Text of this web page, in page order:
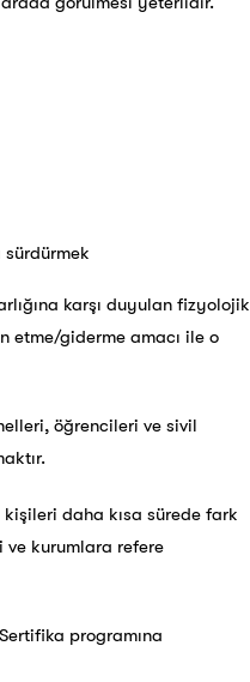
sürdürmek
karşı duyulan fizyolojik
etme/giderme amacı ile o
öğrencileri ve sivil
kişileri daha kısa sürede fark
ve kurumlara refere
programına